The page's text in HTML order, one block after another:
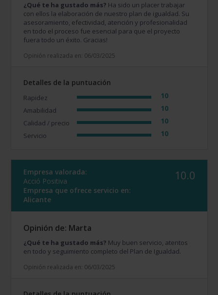
¿Qué te ha gustado más? Ha sido un placer trabajar
con ellos la elaboración de nuestro plan de igualdad. Su
asesoramiento, efectividad, atención y profesionalidad
en todo el proceso fue esencial para que el proyecto
fuera todo un éxito. Gracias!
Opinión realizada en: 06/03/2025
Detalles de la puntuación
Rapidez 10
Amabilidad 10
Calidad / precio 10
Servicio 10
Empresa valorada:
Acció Positiva
Empresa que ofrece servicio en:
Alicante
10.0
Opinión de: Marta
¿Qué te ha gustado más? Muy buen servicio, atentos
en todo y seguimiento completo del Plan de Igualdad.
Opinión realizada en: 06/03/2025